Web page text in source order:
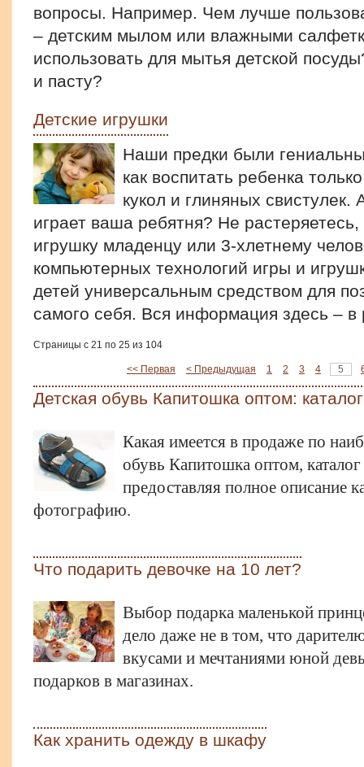
вопросы. Например. Чем лучше
– детским мылом или влажными
использовать для мытья детской
и пасту?
Детские игрушки
Наши предки были
как воспитать ребенка
кукол и глиняных
играет ваша ребятня? Не
игрушку младенцу или 3-хлетнему
компьютерных технологий игры и
детей универсальным средством для
самого себя. Вся информация здесь – в
Страницы с 21 по 25 из 104
<< Первая < Предыдущая 1 2 3 4 5
Детская обувь Капитошка оптом:
Какая имеется в продаже по
обувь Капитошка оптом,
предоставляя полное описание
фотографию.
Что подарить девочке на 10 лет?
Выбор подарка маленькой
дело даже не в том, что
вкусами и мечтаниями юной
подарков в магазинах.
Как хранить одежду в шкафу